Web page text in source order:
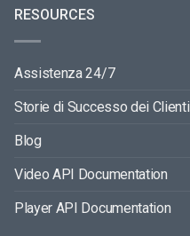
RESOURCES
Assistenza 24/7
Storie di Successo dei Clienti
Blog
Video API Documentation
Player API Documentation